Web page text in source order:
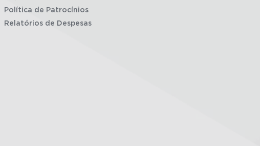
Política de Patrocínios
Relatórios de Despesas